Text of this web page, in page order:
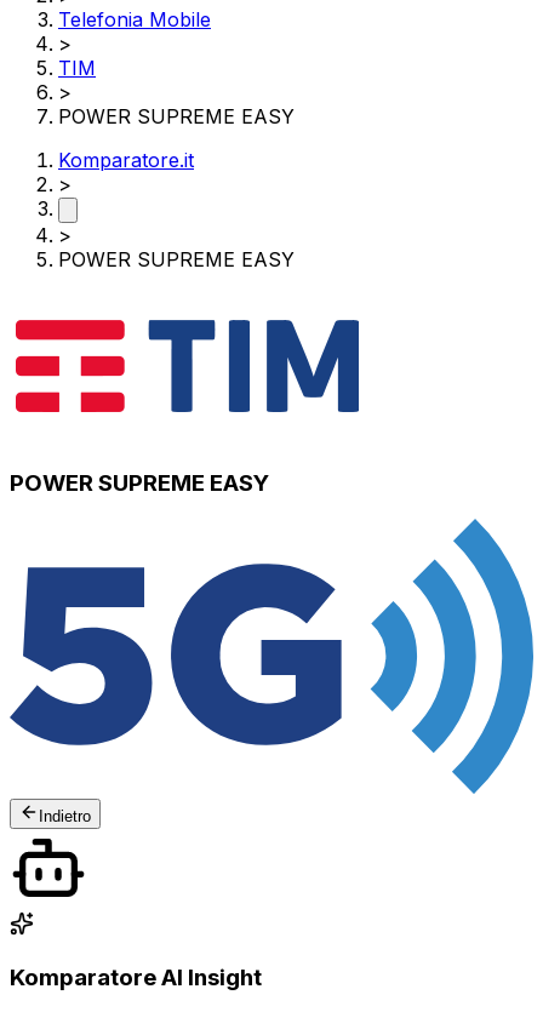
Telefonia Mobile
>
TIM
>
POWER SUPREME EASY
Komparatore.it
>
>
POWER SUPREME EASY
POWER SUPREME EASY
Indietro
Komparatore AI Insight